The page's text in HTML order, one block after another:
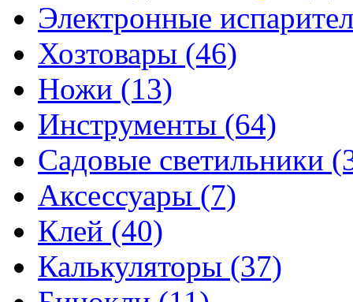
Электронные
Хозтовары (46)
Ножи (13)
Инструменты (64)
Садовые светильники
Аксессуары (7)
Клей (40)
Калькуляторы (37)